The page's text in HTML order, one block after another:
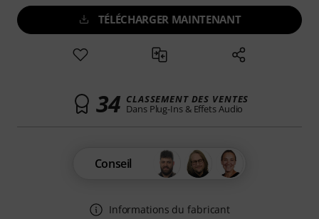
TÉLÉCHARGER MAINTENANT
34 CLASSEMENT DES VENTES
Dans Plug-Ins & Effets Audio
Conseil
Informations du fabricant